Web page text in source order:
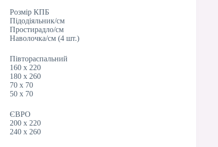
Розмір КПБ
Підодіяльник/см
Простирадло/см
Наволочка/см (4 шт.)
Півтораспальний
160 х 220
180 х 260
70 х 70
50 х 70
ЄВРО
200 х 220
240 х 260